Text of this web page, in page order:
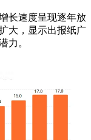
长速度呈现逐年放
大，显示出报纸广
力。